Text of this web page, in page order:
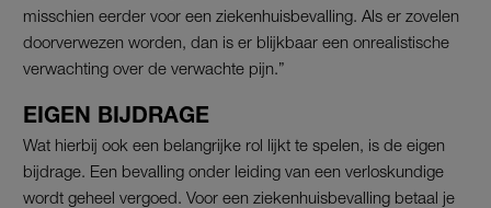
misschien eerder voor een ziekenhuisbevalling. Als er zovelen
doorverwezen worden, dan is er blijkbaar een onrealistische
verwachting over de verwachte pijn.”
EIGEN BIJDRAGE
Wat hierbij ook een belangrijke rol lijkt te spelen, is de eigen
bijdrage. Een bevalling onder leiding van een verloskundige
wordt geheel vergoed. Voor een ziekenhuisbevalling betaal je